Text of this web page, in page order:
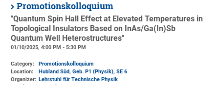
Promotionskolloquium
"Quantum Spin Hall Effect at Elevated Temperatures in
Topological Insulators Based on InAs/Ga(In)Sb
Quantum Well Heterostructures"
01/10/2025, 4:00 PM - 5:30 PM
Category:
Promotionskolloquium
Location:
Hubland Süd, Geb. P1 (Physik), SE 6
Organizer: Lehrstuhl für Technische Physik